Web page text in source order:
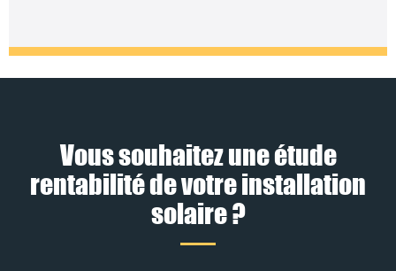
Vous souhaitez une étude
rentabilité de votre installation
solaire ?